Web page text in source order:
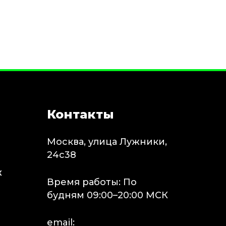
Контакты
Москва, улица Лужники,
24с38
Время работы: По
будням 09:00–20:00 МСК
email: